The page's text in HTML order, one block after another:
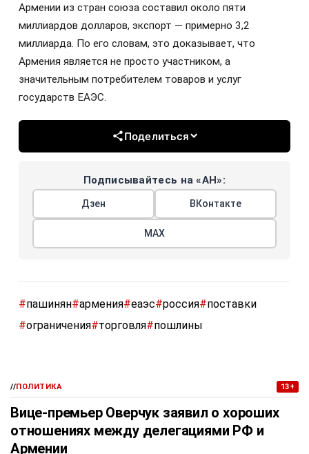
Армении из стран союза составил около пяти
миллиардов долларов, экспорт — примерно 3,2
миллиарда. По его словам, это доказывает, что
Армения является не просто участником, а
значительным потребителем товаров и услуг
государств ЕАЭС.
Поделиться
Подписывайтесь на «АН»:
Дзен ВКонтакте
МАХ
#пашинян#армения#еаэс#россия#поставки
#ограничения#торговля#пошлины
//ПОЛИТИКА 13+
Вице-премьер Оверчук заявил о хороших
отношениях между делегациями РФ и
Армении